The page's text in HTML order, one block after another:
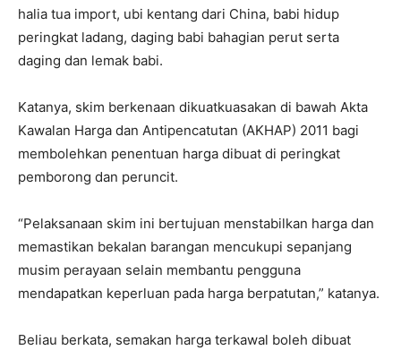
halia tua import, ubi kentang dari China, babi hidup
peringkat ladang, daging babi bahagian perut serta
daging dan lemak babi.
Katanya, skim berkenaan dikuatkuasakan di bawah Akta
Kawalan Harga dan Antipencatutan (AKHAP) 2011 bagi
membolehkan penentuan harga dibuat di peringkat
pemborong dan peruncit.
“Pelaksanaan skim ini bertujuan menstabilkan harga dan
memastikan bekalan barangan mencukupi sepanjang
musim perayaan selain membantu pengguna
mendapatkan keperluan pada harga berpatutan,” katanya.
Beliau berkata, semakan harga terkawal boleh dibuat